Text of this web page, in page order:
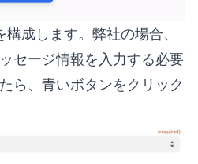
成します。弊社の場合、
セージ情報を入力する必要
ら、青いボタンをクリック